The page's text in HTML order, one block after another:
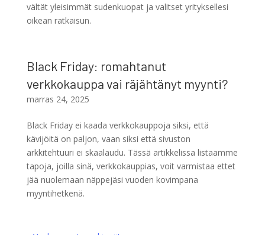
vältät yleisimmät sudenkuopat ja valitset yrityksellesi
oikean ratkaisun.
Black Friday: romahtanut
verkkokauppa vai räjähtänyt myynti?
marras 24, 2025
Black Friday ei kaada verkkokauppoja siksi, että
kävijöitä on paljon, vaan siksi että sivuston
arkkitehtuuri ei skaalaudu. Tässä artikkelissa listaamme
tapoja, joilla sinä, verkkokauppias, voit varmistaa ettet
jää nuolemaan näppejäsi vuoden kovimpana
myyntihetkenä.